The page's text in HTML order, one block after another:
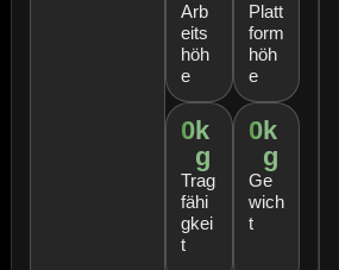
Arb
eits
höh
e
Platt
form
höh
e
0k
g
Trag
fähi
gkei
t
0k
g
Ge
wich
t